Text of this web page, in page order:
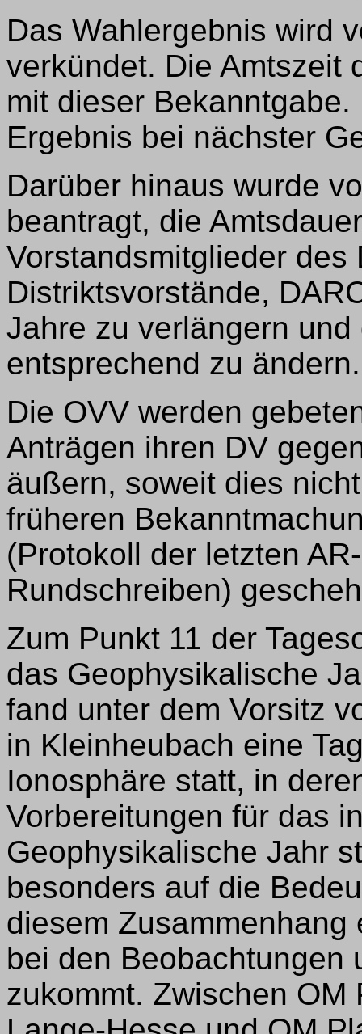
Das Wahlergebnis wird
verkündet. Die Amtszeit
mit dieser
Ergebnis bei nächster
Darüber hinaus wurde
beantragt, die
Vorstandsmitglieder des
Distriktsvorstände,
Jahre zu verlängern
entsprechend zu ändern.
Die OVV werden
Anträgen ihren DV
äußern, soweit dies
früheren
(Protokoll der letzten
Rundschreiben)
Zum Punkt 11 der
das Geophysikalische
fand unter dem Vorsitz
in Kleinheubach eine
Ionosphäre statt, in
Vorbereitungen für das
Geophysikalische Jahr
besonders auf die
diesem
bei den Beobachtungen
zukommt. Zwischen OM